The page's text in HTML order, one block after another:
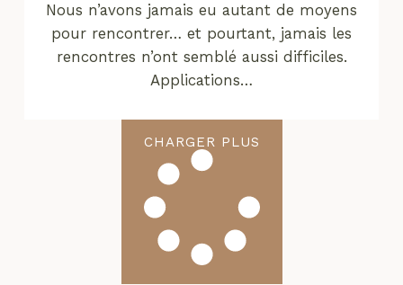
Nous n’avons jamais eu autant de moyens
pour rencontrer… et pourtant, jamais les
rencontres n’ont semblé aussi difficiles.
Applications…
CHARGER PLUS